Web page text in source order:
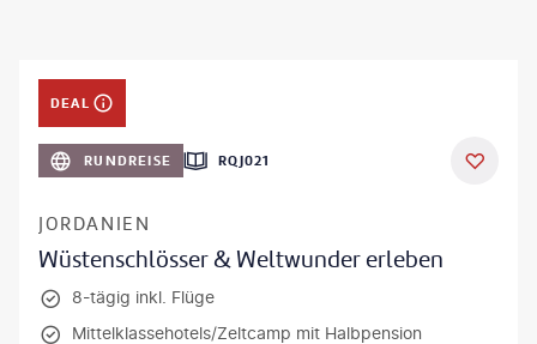
DEAL
RUNDREISE RQJ021
JORDANIEN
Wüstenschlösser & Weltwunder erleben
8-tägig inkl. Flüge
Mittelklassehotels/Zeltcamp mit Halbpension